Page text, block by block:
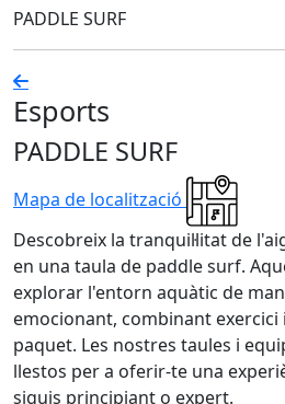
PADDLE SURF
Esports
PADDLE SURF
Mapa de localització
Descobreix la tranquil·litat de
en una taula de paddle surf.
explorar l'entorn aquàtic de
emocionant, combinant exercici
paquet. Les nostres taules i
llestos per a oferir-te una
siguis principiant o expert.